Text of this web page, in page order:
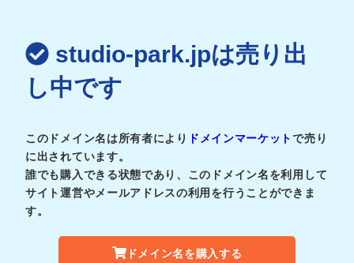
studio-park.jpは売り出
し中です
このドメイン名は所有者により ドメインマーケットで売り
に出されています。
誰でも購入できる状態であり、このドメイン名を利用して
サイト運営やメールアドレスの利用を行うことができま
す。
ドメイン名を購入する